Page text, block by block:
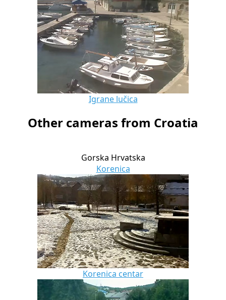
Igrane lučica
Other cameras from Croatia
Gorska Hrvatska
Korenica
Korenica centar